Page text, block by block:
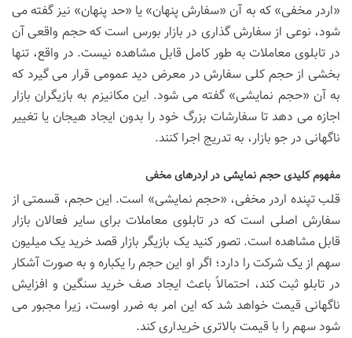
«اردر مخفی» که به آن «سفارش پنهان» یا «حد پنهان» نیز گفته می
شود، نوعی از سفارش گذاری در بازار بورس است که حجم واقعی آن
در تابلوی معاملات به طور کامل قابل مشاهده نیست. در واقع، تنها
بخشی از حجم کلی سفارش در معرض دید عمومی قرار می گیرد که
به آن «حجم نمایشی» گفته می شود. این مکانیزم به بازیگران بازار
اجازه می دهد تا سفارشات بزرگ خود را بدون ایجاد هیجان یا تغییر
ناگهانی در جو بازار، به تدریج اجرا کنند.
مفهوم کلیدی حجم نمایشی در اردرهای مخفی
قلب تپنده اردر مخفی، «حجم نمایشی» است. این حجم، قسمتی از
سفارش اصلی است که در تابلوی معاملات برای سایر فعالان بازار
قابل مشاهده است. تصور کنید یک بازیگر بازار قصد خرید یک میلیون
سهم از یک شرکت را دارد؛ اگر او این حجم را یکباره و به صورت آشکار
در تابلو ثبت کند، احتمالاً باعث ایجاد صف خرید سنگین و افزایش
ناگهانی قیمت خواهد شد که این امر به ضرر اوست، زیرا مجبور می
شود سهم را با قیمت بالاتری خریداری کند.